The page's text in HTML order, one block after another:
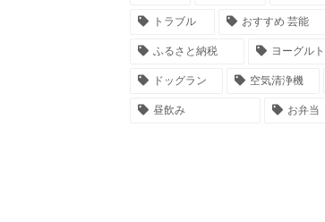
トラブル おすすめ 芸能
ふるさと納税 ヨーグル
ドッグラン 空気清浄機
昼飲み お弁当